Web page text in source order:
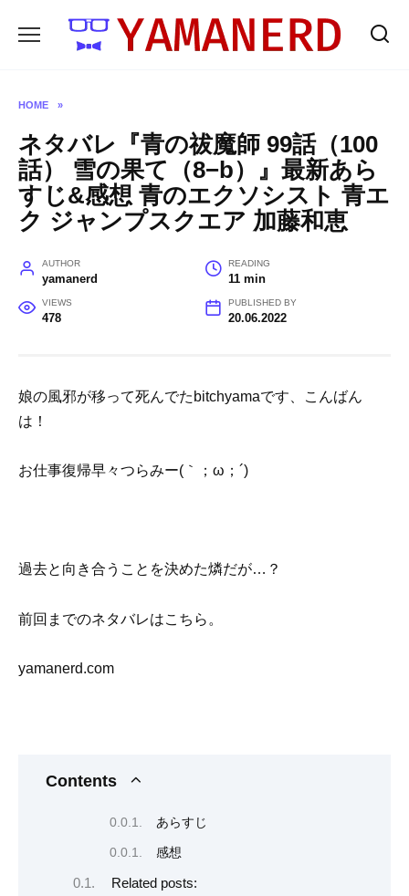
HOME »
ネタバレ『青の祓魔師 99話（100
話） 雪の果て（8−b）』最新あら
すじ&感想 青のエクソシスト 青エ
ク ジャンプスクエア 加藤和恵
AUTHOR
yamanerd
READING
11 min
VIEWS
478
PUBLISHED BY
20.06.2022
娘の風邪が移って死んでたbitchyamaです、こんばん
は！
お仕事復帰早々つらみー(｀；ω；´)
過去と向き合うことを決めた燐だが…？
前回までのネタバレはこちら。
yamanerd.com
Contents
あらすじ
感想
Related posts: